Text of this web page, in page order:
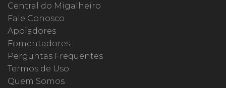
Central do Migalheiro
Fale Conosco
Apoiadores
Fomentadores
Perguntas Frequentes
Termos de Uso
Quem Somos